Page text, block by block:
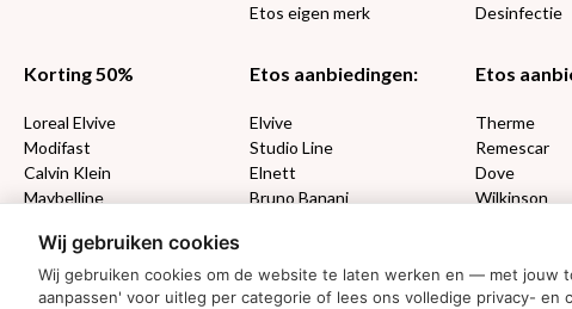
Etos eigen merk
Desinfectie
Korting 50%
Loreal Elvive
Modifast
Calvin Klein
Maybelline
Etos aanbiedingen:
Elvive
Studio Line
Elnett
Bruno Banani
Etos
Therme
Remescar
Dove
Wilkinson
MONDKAPJES
Wij gebruiken cookies
Wij gebruiken cookies om de website te laten werken en — met
aanpassen' voor uitleg per categorie of lees ons volledige privacy-